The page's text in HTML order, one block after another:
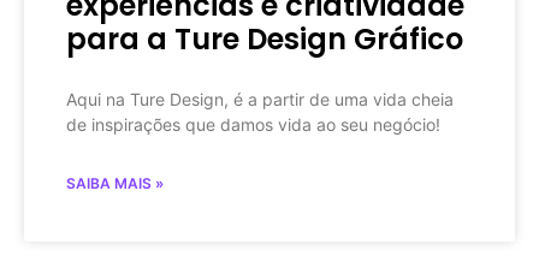
para a Ture Design Gráfico
Aqui na Ture Design, é a partir de uma vida cheia
de inspirações que damos vida ao seu negócio!
SAIBA MAIS »